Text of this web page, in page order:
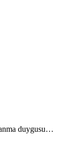
duygusu…